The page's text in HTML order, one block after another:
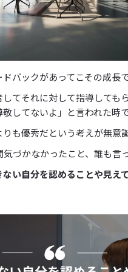
バックがあってこその成長で
てそれに対して指導しても
してないよ」と言われた時で
も優秀だという考えが無意
づかなかったこと、誰も言
ない自分を認めることや見え